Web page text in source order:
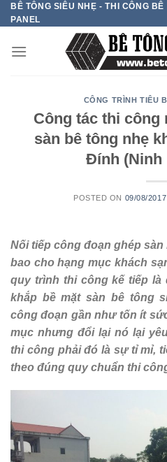
Skip
to
BÊ TÔNG SIÊU NHẸ - THI CÔNG
PANEL
CÔNG TRÌNH TIÊU
Công tác thi công
sàn bê tông nhẹ
Đính (Ninh
POSTED ON 09/08/2017
Nối tiếp công đoạn ghép
bao cho hạng mục khách
quy trình thi công kế tiếp là
khắp bề mặt sàn bê tông
công đoạn gần như tốn ít
mục nhưng đổi lại nó lại
thi công phải đó là sự tỉ mỉ,
theo đúng quy chuẩn thi